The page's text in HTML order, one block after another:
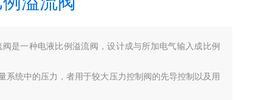
是一种电液比例溢流阀，设计成与所加电气输入成比例
系统中的压力，者用于较大压力控制阀的先导控制以及用